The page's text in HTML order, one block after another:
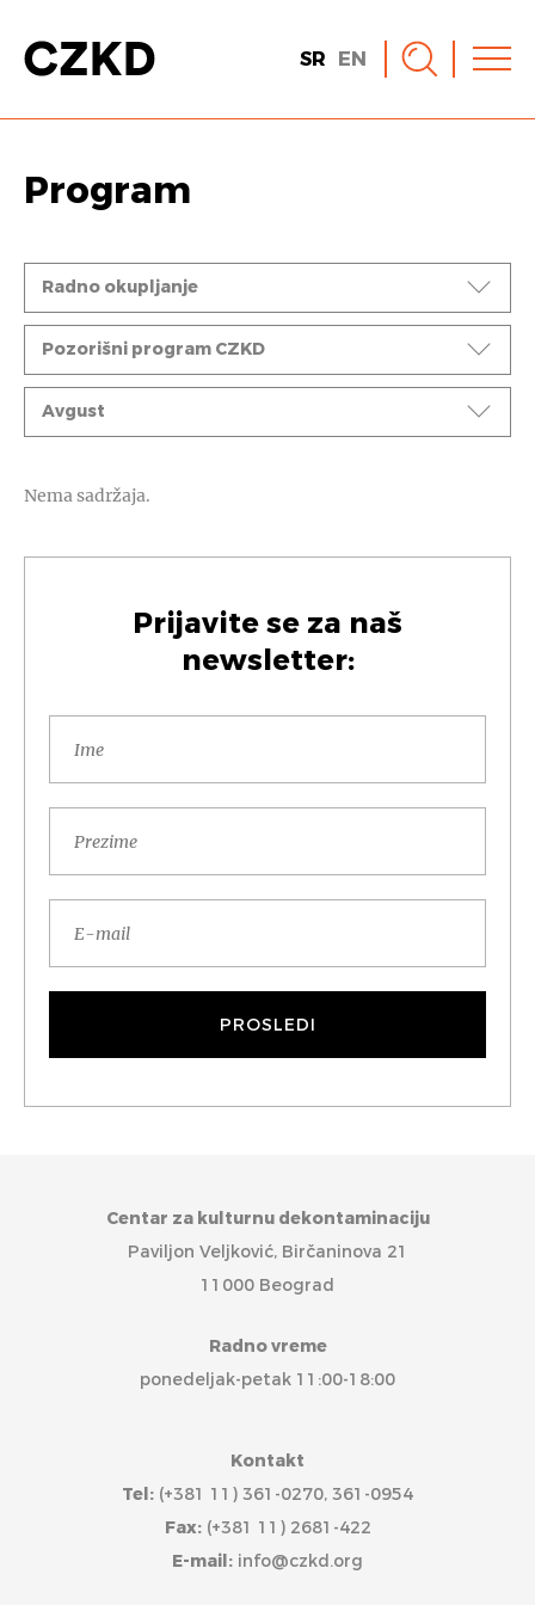
SR EN
Program
Događaji
Radno okupljanje
Ciklusi
Pozorišni program CZKD
Mesec
Avgust
Nema sadržaja.
Prijavite se za naš
newsletter:
Centar za kulturnu dekontaminaciju
Paviljon Veljković, Birčaninova 21
11000 Beograd
Radno vreme
ponedeljak-petak 11:00-18:00
Kontakt
Tel: (+381 11) 361-0270, 361-0954
Fax:(+381 11) 2681-422
E-mail: info@czkd.org